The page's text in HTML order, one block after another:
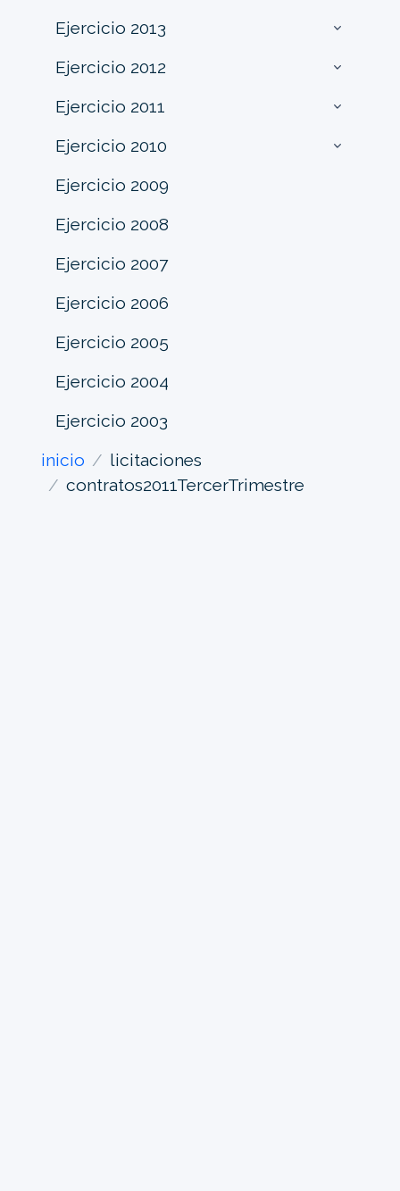
Ejercicio 2013
Ejercicio 2012
Ejercicio 2011
Ejercicio 2010
Ejercicio 2009
Ejercicio 2008
Ejercicio 2007
Ejercicio 2006
Ejercicio 2005
Ejercicio 2004
Ejercicio 2003
inicio
licitaciones
contratos2011TercerTrimestre